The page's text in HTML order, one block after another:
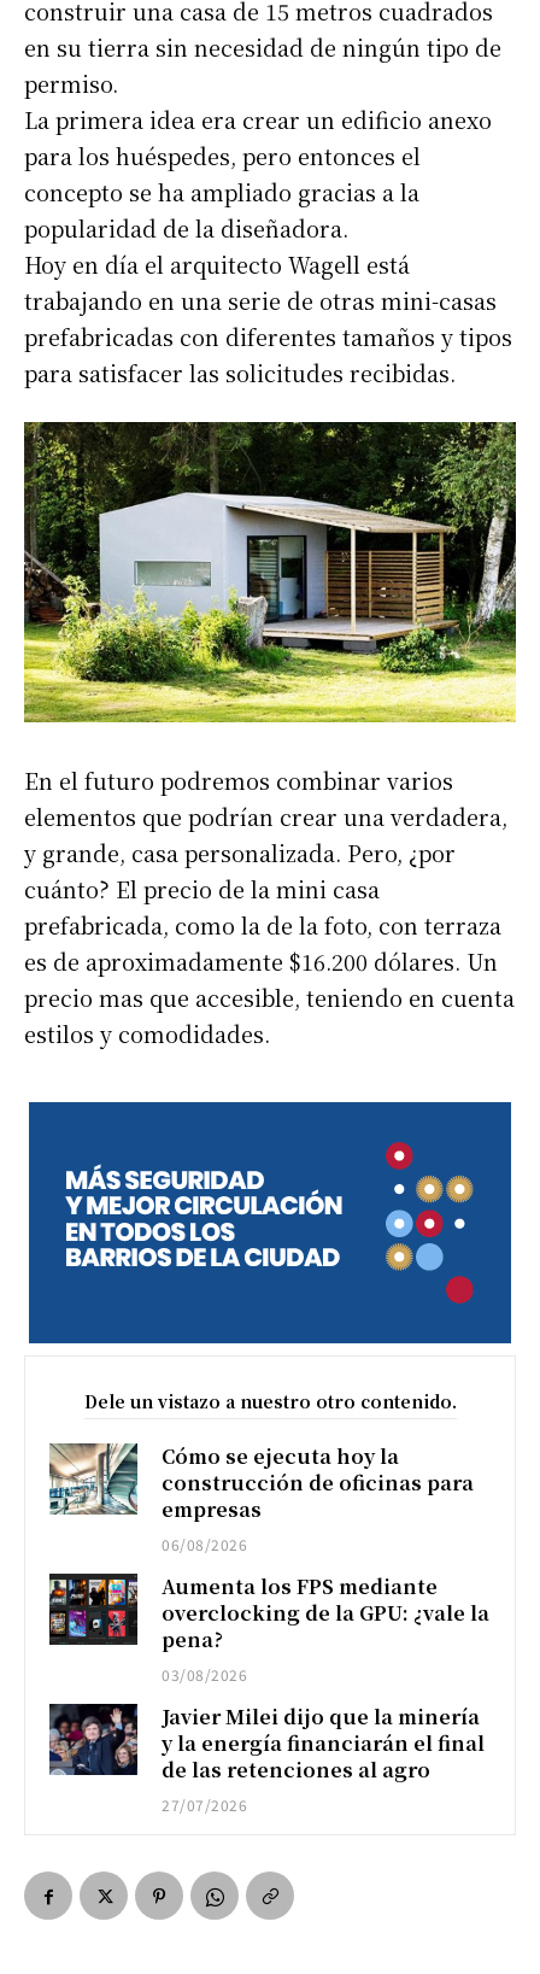
construir una casa de 15 metros cuadrados
en su tierra sin necesidad de ningún tipo de
permiso.
La primera idea era crear un edificio anexo
para los huéspedes, pero entonces el
concepto se ha ampliado gracias a la
popularidad de la diseñadora.
Hoy en día el arquitecto Wagell está
trabajando en una serie de otras mini-casas
prefabricadas con diferentes tamaños y tipos
para satisfacer las solicitudes recibidas.
En el futuro podremos combinar varios
elementos que podrían crear una verdadera,
y grande, casa personalizada. Pero, ¿por
cuánto? El precio de la mini casa
prefabricada, como la de la foto, con terraza
es de aproximadamente $16.200 dólares. Un
precio mas que accesible, teniendo en cuenta
estilos y comodidades.
Dele un vistazo a nuestro otro contenido.
Cómo se ejecuta hoy la
construcción de oficinas para
empresas
06/08/2026
Aumenta los FPS mediante
overclocking de la GPU: ¿vale la
pena?
03/08/2026
Javier Milei dijo que la minería
y la energía financiarán el final
de las retenciones al agro
27/07/2026